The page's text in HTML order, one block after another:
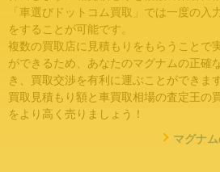
「車選びドットコム買取」では一度の
をすることが可能です。
複数の買取店に見積もりをもらうことで
ができるため、あなたのマグナムの正確
き、買取交渉を有利に運ぶことができま
買取見積もり額と車買取相場の査定王の
をより高く売りましょう！
マグナ